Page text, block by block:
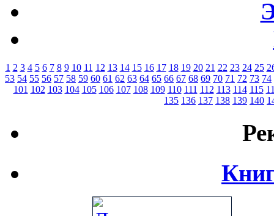
1 2 3 4 5 6 7 8 9 10 11 12 13 14 15 16 17 18 19 20 21 22 23 24 25
53 54 55 56 57 58 59 60 61 62 63 64 65 66 67 68 69 70 71 72 73 74
101 102 103 104 105 106 107 108 109 110 111 112 113 114 115
135 136 137 138 139 140